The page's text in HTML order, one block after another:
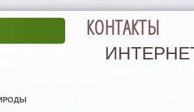
КОНТАКТЫ